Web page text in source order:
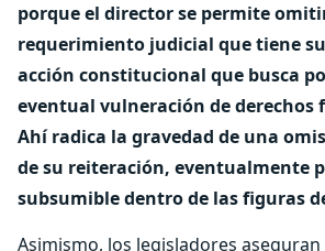
porque el director se permite
requerimiento judicial que tiene
acción constitucional que busca
eventual vulneración de derechos
Ahí radica la gravedad de una
de su reiteración, eventualmente
subsumible dentro de las figuras
Asimismo, los legisladores